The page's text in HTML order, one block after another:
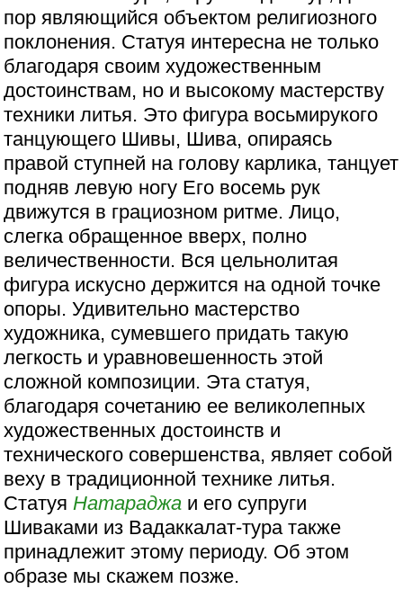
пор являющийся объектом религиозного
поклонения. Статуя интересна не только
благодаря своим художественным
достоинствам, но и высокому мастерству
техники литья. Это фигура восьмирукого
танцующего Шивы, Шива, опираясь
правой ступней на голову карлика, танцует
подняв левую ногу Его восемь рук
движутся в грациозном ритме. Лицо,
слегка обращенное вверх, полно
величественности. Вся цельнолитая
фигура искусно держится на одной точке
опоры. Удивительно мастерство
художника, сумевшего придать такую
легкость и уравновешенность этой
сложной композиции. Эта статуя,
благодаря сочетанию ее великолепных
художественных достоинств и
технического совершенства, являет собой
веху в традиционной технике литья.
СтатуяНатараджа и его супруги
Шиваками из Вадаккалат-тура также
принадлежит этому периоду. Об этом
образе мы скажем позже.